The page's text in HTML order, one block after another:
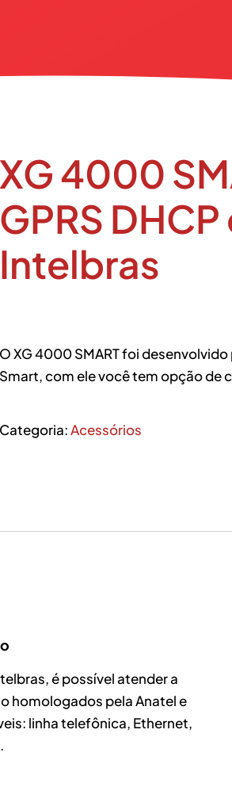
XG 4000
GPRS
Intelbras
O XG 4000 SMART foi
Smart, com ele você tem opção de
Categoria:Acessórios
é possível atender a
homologados pela Anatel e
linha telefônica, Ethernet,